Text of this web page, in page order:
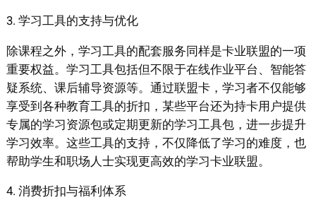
3. 学习工具的支持与优化
除课程之外，学习工具的配套服务同样是卡业联盟的一项
重要权益。学习工具包括但不限于在线作业平台、智能答
疑系统、课后辅导资源等。通过联盟卡，学习者不仅能够
享受到各种教育工具的折扣，某些平台还为持卡用户提供
专属的学习资源包或定期更新的学习工具包，进一步提升
学习效率。这些工具的支持，不仅降低了学习的难度，也
帮助学生和职场人士实现更高效的学习卡业联盟。
4. 消费折扣与福利体系